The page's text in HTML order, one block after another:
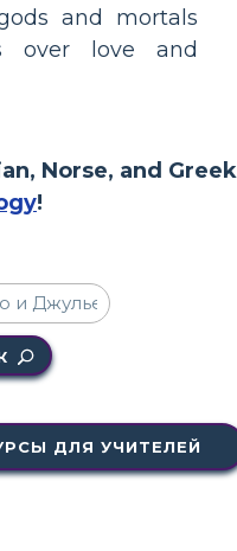
and mortals
over love and
Norse, and Greek
!
ДЛЯ УЧИТЕЛЕЙ